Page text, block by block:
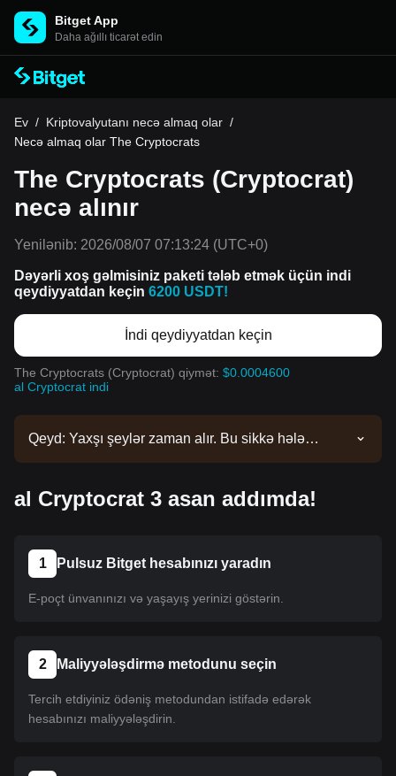
Bitget App
Daha ağıllı ticarət edin
Ev / Kriptovalyutanı necə almaq olar /
Necə almaq olar The Cryptocrats
The Cryptocrats (Cryptocrat)
necə alınır
Yenilənib: 2026/08/07 07:13:24 (UTC+0)
Dəyərli xoş gəlmisiniz paketi tələb etmək üçün indi
qeydiyyatdan keçin 6200 USDT!
İndi qeydiyyatdan keçin
The Cryptocrats (Cryptocrat) qiymət: $0.0004600
al Cryptocrat indi
Qeyd: Yaxşı şeylər zaman alır. Bu sikkə hələ
sonra onu almaq üçün təlimatımızı izləyə bilərsiniz.
al Cryptocrat 3 asan addımda!
1 Pulsuz Bitget hesabınızı yaradın
E-poçt ünvanınızı və yaşayış yerinizi göstərin.
2 Maliyyələşdirmə metodunu seçin
Tercih etdiyiniz ödəniş metodundan istifadə edərək
hesabınızı maliyyələşdirin.